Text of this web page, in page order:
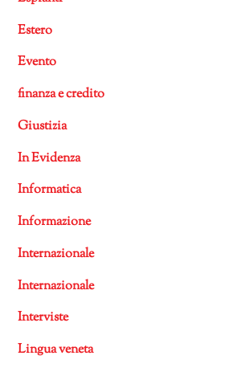
Estero
Evento
finanza e credito
Giustizia
In Evidenza
Informatica
Informazione
Internazionale
Internazionale
Interviste
Lingua veneta